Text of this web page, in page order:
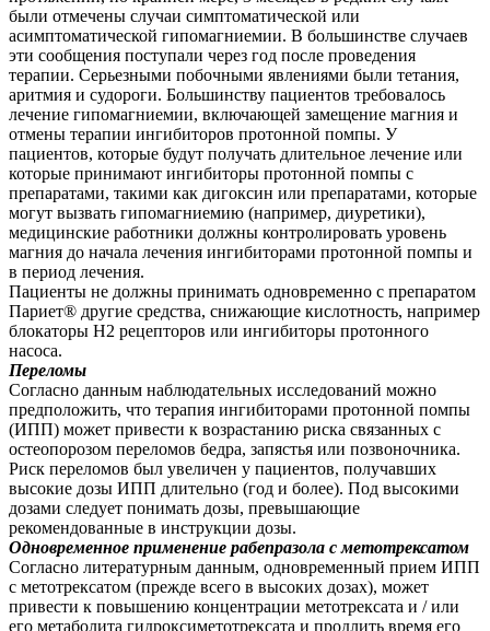
были отмечены случаи симптоматической или
асимптоматической гипомагниемии. В большинстве случаев
эти сообщения поступали через год после проведения
терапии. Серьезными побочными явлениями были тетания,
аритмия и судороги. Большинству пациентов требовалось
лечение гипомагниемии, включающей замещение магния и
отмены терапии ингибиторов протонной помпы. У
пациентов, которые будут получать длительное лечение или
которые принимают ингибиторы протонной помпы с
препаратами, такими как дигоксин или препаратами, которые
могут вызвать гипомагниемию (например, диуретики),
медицинские работники должны контролировать уровень
магния до начала лечения ингибиторами протонной помпы и
в период лечения.
Пациенты не должны принимать одновременно с препаратом
Париет® другие средства, снижающие кислотность, например
блокаторы Н2 рецепторов или ингибиторы протонного
насоса.
Переломы
Согласно данным наблюдательных исследований можно
предположить, что терапия ингибиторами протонной помпы
(ИПП) может привести к возрастанию риска связанных с
остеопорозом переломов бедра, запястья или позвоночника.
Риск переломов был увеличен у пациентов, получавших
высокие дозы ИПП длительно (год и более). Под высокими
дозами следует понимать дозы, превышающие
рекомендованные в инструкции дозы.
Одновременное применение рабепразола с метотрексатом
Согласно литературным данным, одновременный прием ИПП
с метотрексатом (прежде всего в высоких дозах), может
привести к повышению концентрации метотрексата и / или
его метаболита гидроксиметотрексата и продлить время его